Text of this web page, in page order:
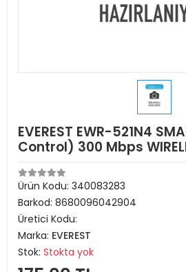
EVEREST EWR-521N4
Control) 300 Mbps
Ürün Kodu: 340083283
Barkod: 8680096042904
Üretici Kodu:
Marka: EVEREST
Stok: Stokta yok